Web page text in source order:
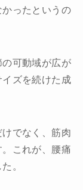
ったというの
可動域が広が
ズを続けた成
でなく、筋肉
これが、腰痛
。